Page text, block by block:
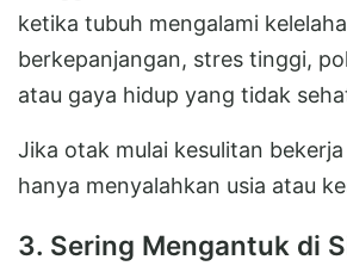
ketika tubuh mengalami
berkepanjangan, stres tinggi,
atau gaya hidup yang tidak
Jika otak mulai kesulitan
hanya menyalahkan usia atau
3. Sering Mengantuk di